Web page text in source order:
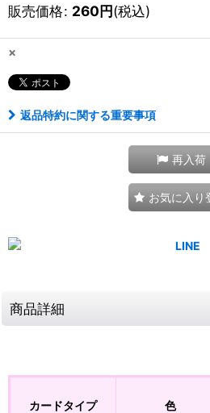
販売価格: 260円(税込)
×
返品特約に関する重要事項
再入荷
お気に入り
商品詳細
カードタイプ 色